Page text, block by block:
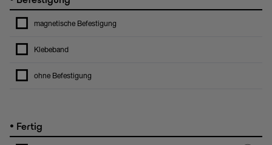
magnetische Befestigung
Klebeband
ohne Befestigung
• Fertig